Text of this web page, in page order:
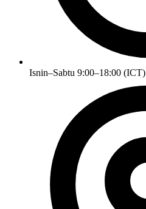
Isnin–Sabtu 9:00–18:00 (ICT)